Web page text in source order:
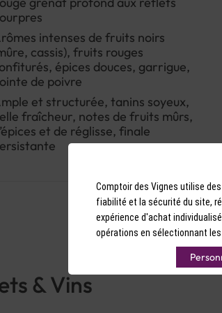
intenses de fruits noirs
cassis), fruits rouges
épices douces, garrigue,
de poivre
et structurée, tanins soyeux,
fraîcheur, notes de fruits mûrs,
et de réglisse, finale
& Vins
Comptoir des Vignes utilise
fiabilité et la sécurité du site,
expérience d'achat
opérations en sélectionnant